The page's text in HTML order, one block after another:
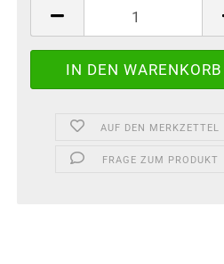
AUF DEN MERKZETTEL
FRAGE ZUM PRODUKT